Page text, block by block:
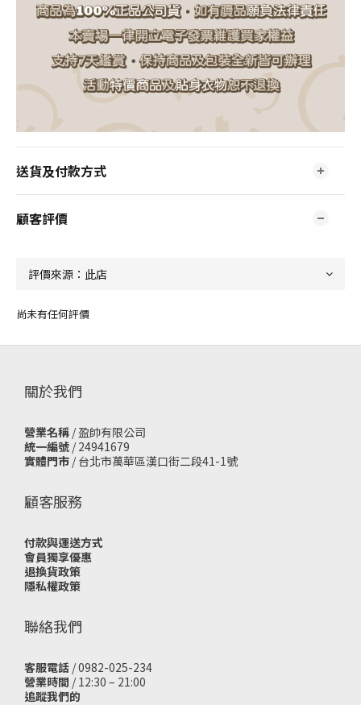
送貨及付款方式
顧客評價
尚未有任何評價
關於我們
營業名稱 / 盈帥有限公司
統一編號 / 24941679
實體門市 / 台北市萬華區漢口街二段41-1號
顧客服務
付款與運送方式
會員獨享優惠
退換貨政策
隱私權政策
聯絡我們
客服電話 / 0982-025-234
營業時間 / 12:30 – 21:00
追蹤我們的